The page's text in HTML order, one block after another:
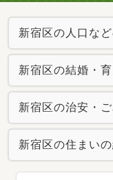
新宿区の人口な
新宿区の結婚・
新宿区の治安・
新宿区の住まい